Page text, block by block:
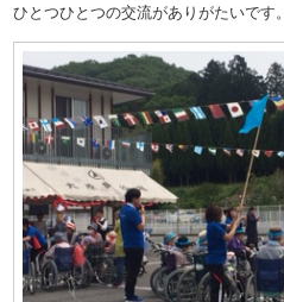
ひとつひとつの交流がありがたいです。